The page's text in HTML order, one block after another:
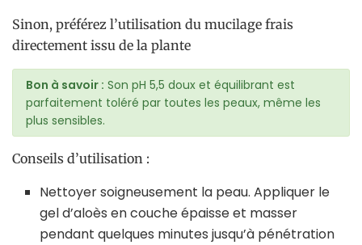
Sinon, préférez l’utilisation du mucilage frais
directement issu de la plante
Bon à savoir : Son pH 5,5 doux et équilibrant est
parfaitement toléré par toutes les peaux, même les
plus sensibles.
Conseils d’utilisation :
Nettoyer soigneusement la peau. Appliquer le
gel d’aloès en couche épaisse et masser
pendant quelques minutes jusqu’à pénétration